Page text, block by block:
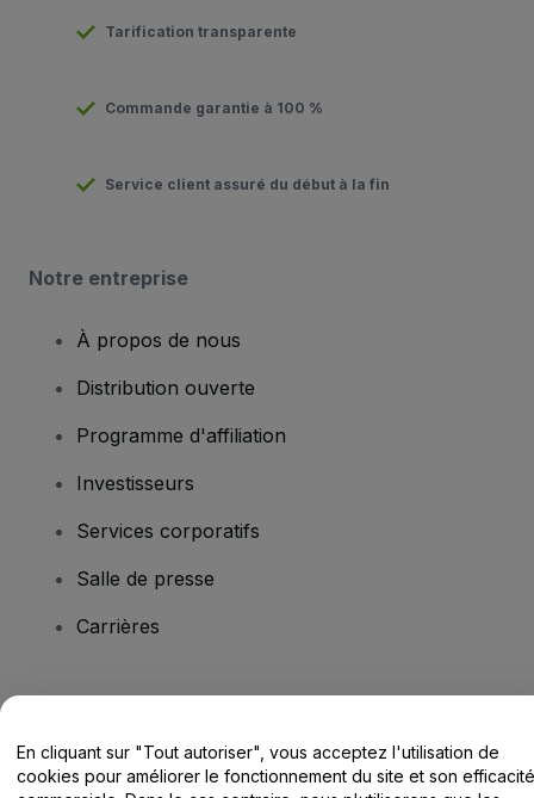
Tarification transparente
Commande garantie à 100 %
Service client assuré du début à la fin
Notre entreprise
À propos de nous
Distribution ouverte
Programme d'affiliation
Investisseurs
Services corporatifs
Salle de presse
Carrières
Centre d'assistance / Nous contacter
En cliquant sur "Tout autoriser", vous acceptez l'utilisation de
cookies pour améliorer le fonctionnement du site et son efficacité